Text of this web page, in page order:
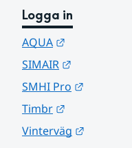
Logga in
AQUA
SIMAIR
SMHI Pro
Timbr
Vinterväg